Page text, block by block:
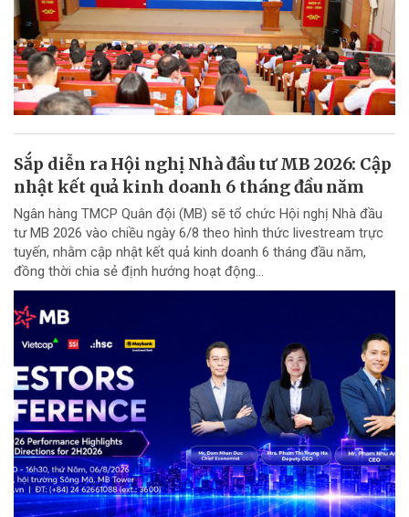
Sắp diễn ra Hội nghị Nhà đầu tư MB 2026: Cập
nhật kết quả kinh doanh 6 tháng đầu năm
Ngân hàng TMCP Quân đội (MB) sẽ tổ chức Hội nghị Nhà đầu
tư MB 2026 vào chiều ngày 6/8 theo hình thức livestream trực
tuyến, nhằm cập nhật kết quả kinh doanh 6 tháng đầu năm,
đồng thời chia sẻ định hướng hoạt động...